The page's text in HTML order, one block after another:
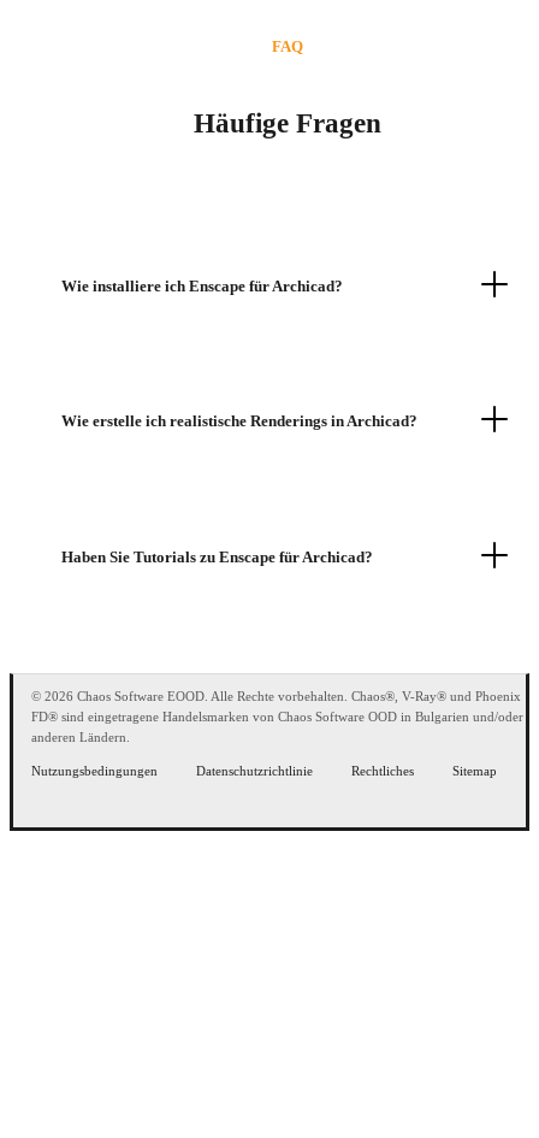
Häufige Fragen
FAQ
Wie installiere ich Enscape für Archicad?
Wie erstelle ich realistische Renderings in Archicad?
Haben Sie Tutorials zu Enscape für Archicad?
© 2026 Chaos Software EOOD. Alle Rechte vorbehalten. Chaos®, V-Ray® und Phoenix
FD® sind eingetragene Handelsmarken von Chaos Software OOD in Bulgarien und/oder
anderen Ländern.
Nutzungsbedingungen Datenschutzrichtlinie Rechtliches Sitemap